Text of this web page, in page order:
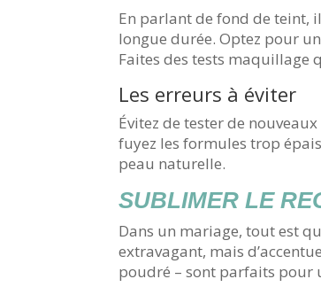
En parlant de fond de teint,
longue durée. Optez pour
Faites des tests maquillage
Les erreurs à éviter
Évitez de tester de
fuyez les formules trop
peau naturelle.
SUBLIMER LE
Dans un mariage, tout est
extravagant, mais
poudré – sont parfaits pour